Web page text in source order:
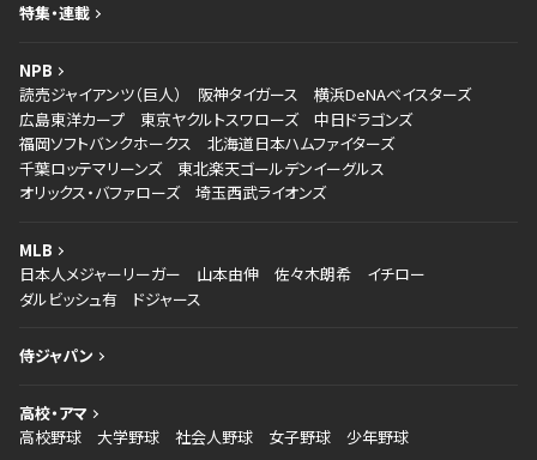
特集・連載
NPB
読売ジャイアンツ（巨人）
阪神タイガース
横浜DeNAベイスターズ
広島東洋カープ
東京ヤクルトスワローズ
中日ドラゴンズ
福岡ソフトバンクホークス
北海道日本ハムファイターズ
千葉ロッテマリーンズ
東北楽天ゴールデンイーグルス
オリックス・バファローズ
埼玉西武ライオンズ
MLB
日本人メジャーリーガー
山本由伸 佐々木朗希
イチロー
ダルビッシュ有
ドジャース
侍ジャパン
高校・アマ
高校野球
大学野球 社会人野球 女子野球 少年野球